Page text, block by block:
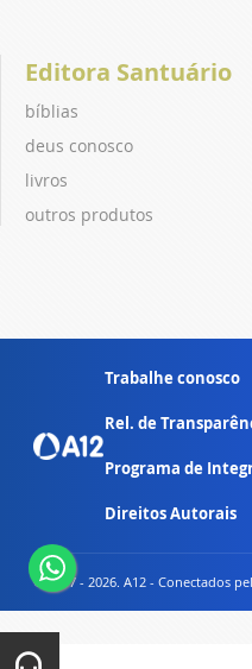
Editora Santuário
bíblias
deus conosco
livros
outros produtos
Trabalhe conosco
Rel. de
Programa de
Direitos Autorais
© 2007 - 2026. A12 - Conectados